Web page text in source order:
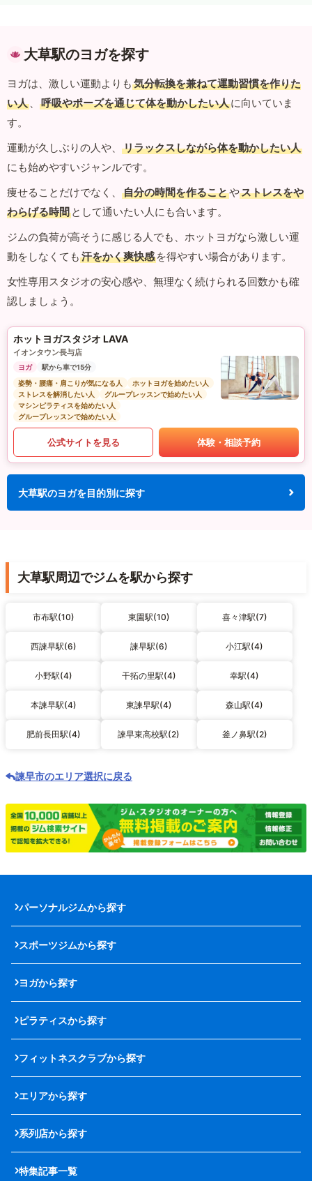
大草駅のヨガを探す
ヨガは、激しい運動よりも 気分転換を兼ねて運動習慣を作りた
い人 、 呼吸やポーズを通じて体を動かしたい人に向いていま
す。
運動が久しぶりの人や、
リラックスしながら体を動かしたい人
にも始めやすいジャンルです。
痩せることだけでなく、
自分の時間を作ることやストレスをや
わらげる時間 として通いたい人にも合います。
ジムの負荷が高そうに感じる人でも、ホットヨガなら激しい運
動をしなくても 汗をかく爽快感 を得やすい場合があります。
女性専用スタジオの安心感や、無理なく続けられる回数かも確
認しましょう。
ホットヨガスタジオ LAVA
イオンタウン長与店
ヨガ
駅から車で15分
姿勢・腰痛・肩こりが気になる人
ホットヨガを始めたい人
ストレスを解消したい人
グループレッスンで始めたい人
マシンピラティスを始めたい人
グループレッスンで始めたい人
公式サイトを見る 体験・相談予約
大草駅のヨガを目的別に探す
大草駅周辺でジムを駅から探す
市布駅(10) 東園駅(10) 喜々津駅(7)
西諫早駅(6) 諫早駅(6) 小江駅(4)
小野駅(4) 干拓の里駅(4) 幸駅(4)
本諫早駅(4) 東諫早駅(4) 森山駅(4)
肥前長田駅(4) 諫早東高校駅(2) 釜ノ鼻駅(2)
諫早市のエリア選択に戻る
パーソナルジムから探す
スポーツジムから探す
ヨガから探す
ピラティスから探す
フィットネスクラブから探す
エリアから探す
系列店から探す
特集記事一覧